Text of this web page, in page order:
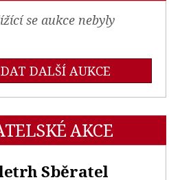
se aukce nebyly
DALŠÍ AUKCE
AKCE
Sběratel